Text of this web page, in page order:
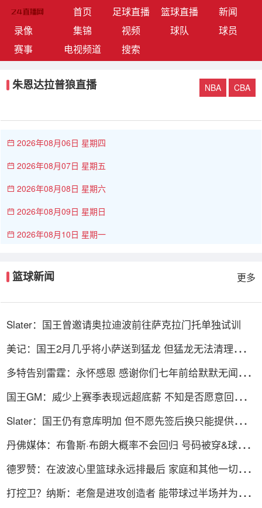
首页(current)足球直播 篮球直播
新闻
录像
集锦 视频 球队
球员
赛事
电视频道 搜索
朱恩达拉普狼直播 NBA CBA
2026年08月06日 星期四
2026年08月07日 星期五
2026年08月08日 星期六
2026年08月09日 星期日
2026年08月10日 星期一
篮球新闻 更多
Slater：国王曾邀请奥拉迪波前往萨克拉门托单独试训
美记：国王2月几乎将小萨送到猛龙 但猛龙无法清理珀尔
多特告别雷霆：永怀感恩 感谢你们七年前给默默无闻的
国王GM：威少上赛季表现远超底薪 不知是否愿意回归扮
Slater：国王仍有意库明加 但不愿先签后换只能提供底薪
丹佛媒体：布鲁斯·布朗大概率不会回归 号码被穿&球队
德罗赞：在波波心里篮球永远排最后 家庭和其他一切都
打控卫？纳斯：老詹是进攻创造者 能带球过半场并为队